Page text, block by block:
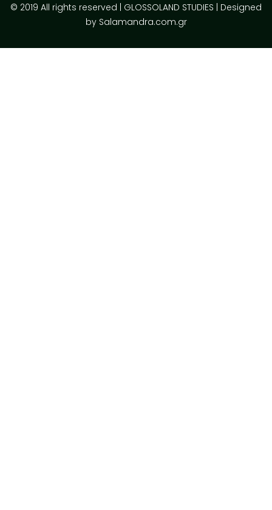
© 2019 All rights reserved | GLOSSOLAND STUDIES | Designed
by Salamandra.com.gr